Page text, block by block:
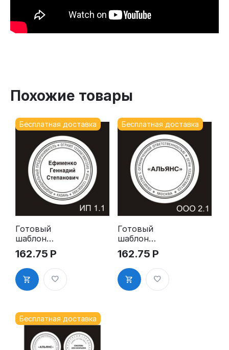
Похожие товары
Бесплатная доставка
Готовый
шаблон
макета
печати ИП,
шаб.1.1
162.75 Р
Бесплатная доставка
Готовый
шаблон
макета
печати ООО,
шаб.2.1
162.75 Р
Бесплатная доставка